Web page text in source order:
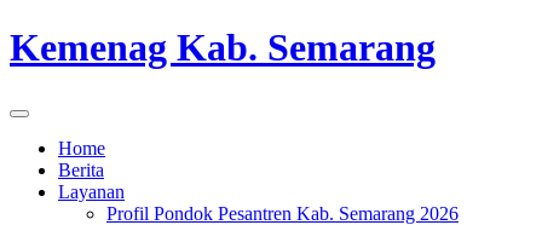
Kemenag Kab. Semarang
Home
Berita
Layanan
Profil Pondok Pesantren Kab. Semarang 2026